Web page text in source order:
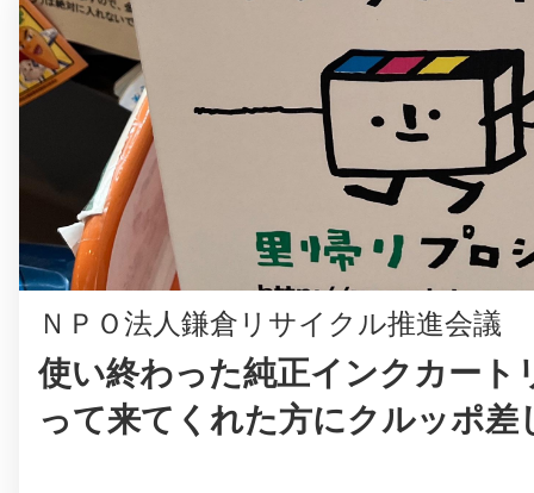
ＮＰＯ法人鎌倉リサイクル推進会議
使い終わった純正インクカート
って来てくれた方にクルッポ差
©︎ KAYAC Inc.All